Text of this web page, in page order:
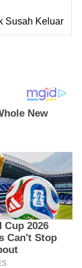
Susah Keluar